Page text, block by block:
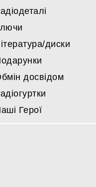
диски
досвідом
Герої